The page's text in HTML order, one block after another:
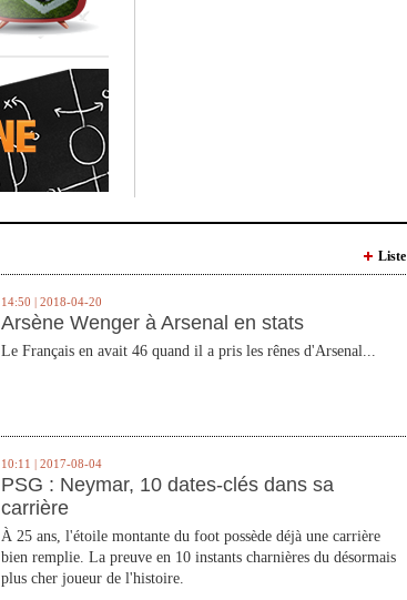
Liste
14:50 | 2018-04-20
Arsène Wenger à Arsenal en stats
Le Français en avait 46 quand il a pris les rênes d'Arsenal...
10:11 | 2017-08-04
PSG : Neymar, 10 dates-clés dans sa
carrière
À 25 ans, l'étoile montante du foot possède déjà une carrière
bien remplie. La preuve en 10 instants charnières du désormais
plus cher joueur de l'histoire.